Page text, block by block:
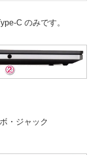
C のみです。
・ジャック